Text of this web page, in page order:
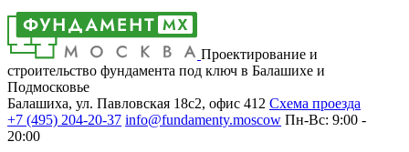
Проектирование и
строительство фундамента под ключ в Балашихе и
Подмосковье
Балашиха, ул. Павловская 18с2, офис 412 Cхема проезда
+7 (495) 204-20-37 info@fundamenty.moscow Пн-Вс: 9:00 -
20:00